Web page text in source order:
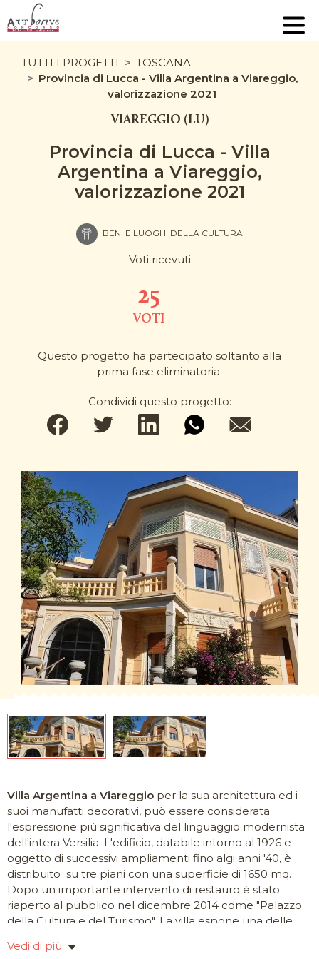
TUTTI I PROGETTI
TOSCANA
Provincia di Lucca - Villa Argentina a Viareggio,
valorizzazione 2021
VIAREGGIO (LU)
Provincia di Lucca - Villa
Argentina a Viareggio,
valorizzazione 2021
BENI E LUOGHI DELLA CULTURA
Voti ricevuti
25
VOTI
Questo progetto ha partecipato soltanto alla
prima fase eliminatoria.
Condividi questo progetto:
Villa Argentina a Viareggio per la sua architettura ed i
suoi manufatti decorativi, può essere considerata
l'espressione più significativa del linguaggio modernista
dell'intera Versilia. L'edificio, databile intorno al 1926 e
oggetto di successivi ampliamenti fino algi anni '40, è
distribuito su tre piani con una superficie di 1650 mq.
Dopo un importante intervento di restauro è stato
riaperto al pubblico nel dicembre 2014 come "Palazzo
della Cultura e del Turismo". La villa espone una delle
all'architettura prodotte dalle Fornaci Chini di Borgo San
Vedi di più